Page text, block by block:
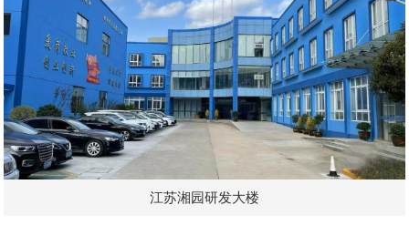
江苏湘园研发大楼